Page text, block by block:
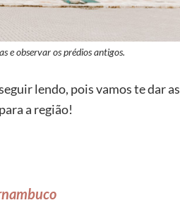
e observar os prédios antigos.
lendo, pois vamos te dar as
a região!